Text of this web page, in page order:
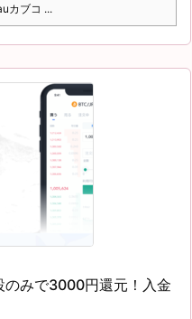
カブコ ...
のみで3000円還元！入金